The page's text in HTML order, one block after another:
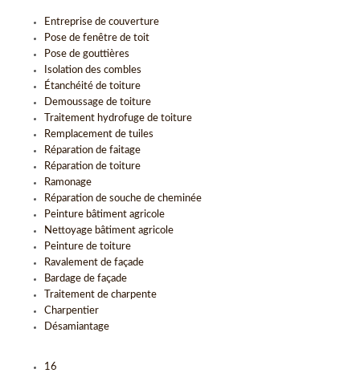
Entreprise de couverture
Pose de fenêtre de toit
Pose de gouttières
Isolation des combles
Étanchéité de toiture
Demoussage de toiture
Traitement hydrofuge de toiture
Remplacement de tuiles
Réparation de faitage
Réparation de toiture
Ramonage
Réparation de souche de cheminée
Peinture bâtiment agricole
Nettoyage bâtiment agricole
Peinture de toiture
Ravalement de façade
Bardage de façade
Traitement de charpente
Charpentier
Désamiantage
16